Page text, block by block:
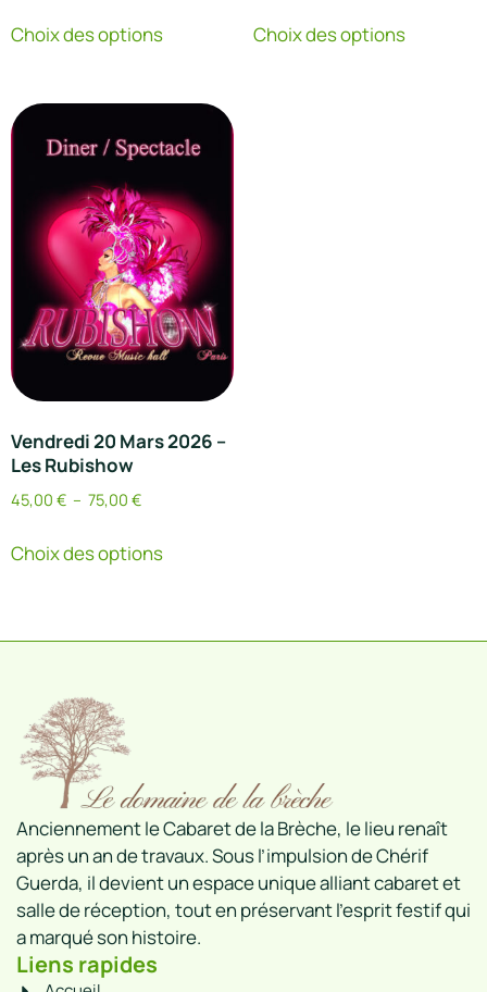
Choix des options Choix des options
Vendredi 20 Mars 2026 –
Les Rubishow
45,00 € – 75,00 €
Choix des options
Anciennement le Cabaret de la Brèche, le lieu renaît
après un an de travaux. Sous l’impulsion de Chérif
Guerda, il devient un espace unique alliant cabaret et
salle de réception, tout en préservant l’esprit festif qui
a marqué son histoire.
Liens rapides